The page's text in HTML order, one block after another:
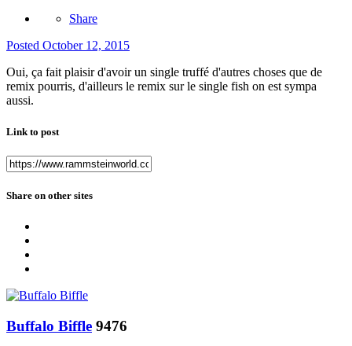
Share
Posted October 12, 2015
Oui, ça fait plaisir d'avoir un single truffé d'autres choses que de
remix pourris, d'ailleurs le remix sur le single fish on est sympa
aussi.
Link to post
Share on other sites
Buffalo Biffle 9476